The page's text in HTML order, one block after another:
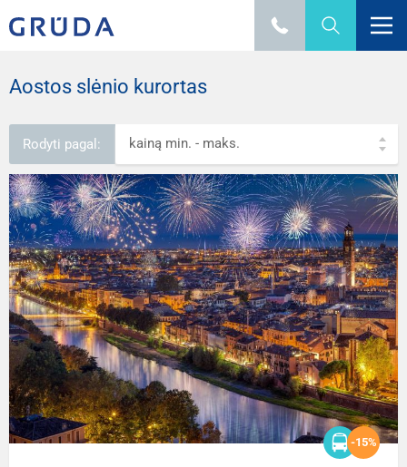
Aostos slėnio kurortas
kainą min. - maks.
Rodyti pagal:
-15%